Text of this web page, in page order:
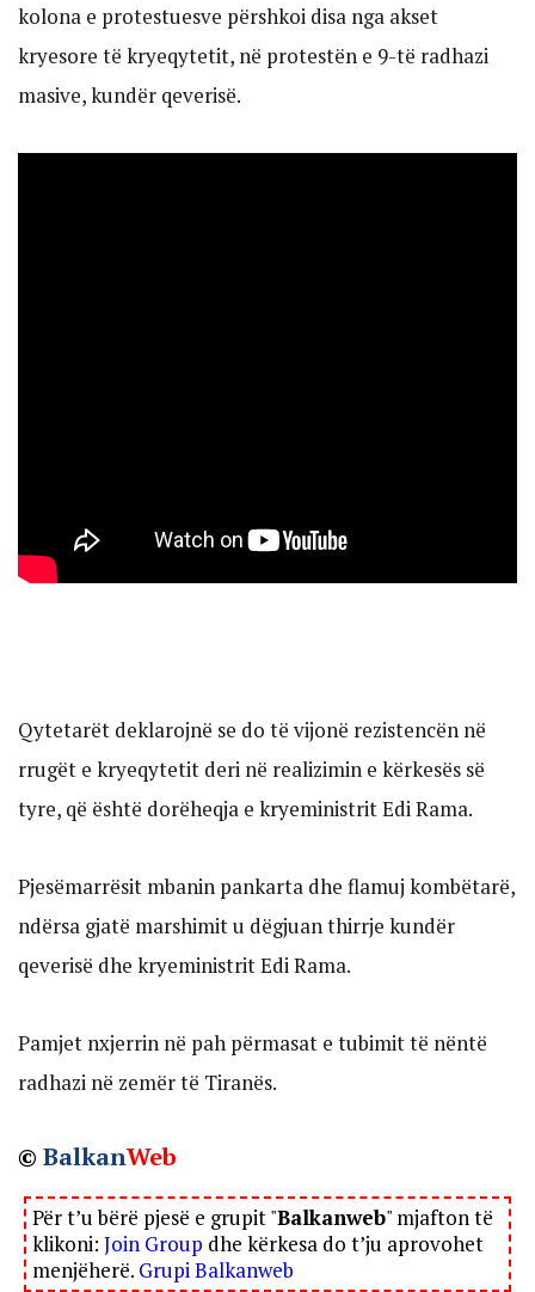
kolona e protestuesve përshkoi disa nga akset
kryesore të kryeqytetit, në protestën e 9-të radhazi
masive, kundër qeverisë.
Qytetarët deklarojnë se do të vijonë rezistencën në
rrugët e kryeqytetit deri në realizimin e kërkesës së
tyre, që është dorëheqja e kryeministrit Edi Rama.
Pjesëmarrësit mbanin pankarta dhe flamuj kombëtarë,
ndërsa gjatë marshimit u dëgjuan thirrje kundër
qeverisë dhe kryeministrit Edi Rama.
Pamjet nxjerrin në pah përmasat e tubimit të nëntë
radhazi në zemër të Tiranës.
© BalkanWeb
Për t’u bërë pjesë e grupit "Balkanweb" mjafton të
klikoni: Join Group dhe kërkesa do t’ju aprovohet
menjëherë. Grupi Balkanweb